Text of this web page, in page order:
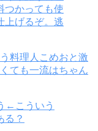
料理人こめおと激
ても一流はちゃん